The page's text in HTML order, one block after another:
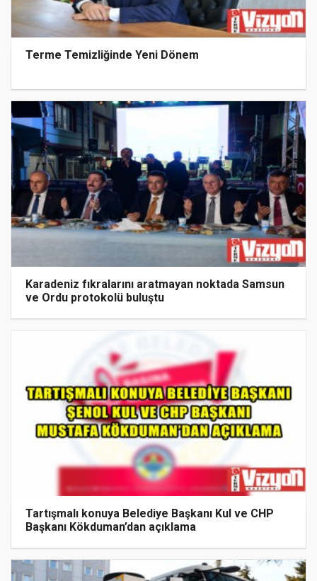
Terme Temizliğinde Yeni Dönem
Karadeniz fıkralarını aratmayan noktada Samsun
ve Ordu protokolü buluştu
Tartışmalı konuya Belediye Başkanı Kul ve CHP
Başkanı Kökduman’dan açıklama